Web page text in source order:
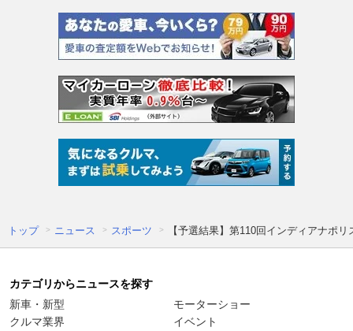
トップ ニュース スポーツ 【予選結果】第110回インディアナポ
カテゴリからニュースを探す
新車・新型
クルマ業界
モーターショー
イベント